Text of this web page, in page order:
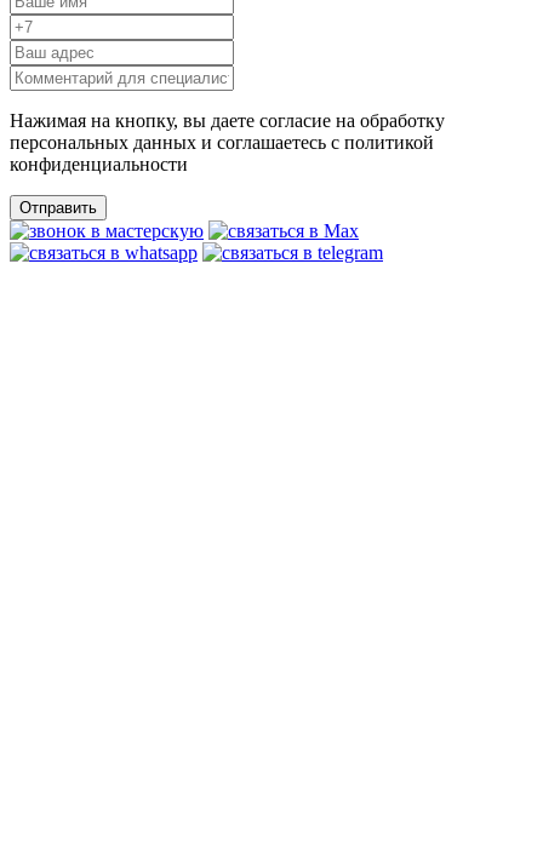
Нажимая на кнопку, вы даете согласие на обработку
персональных данных и соглашаетесь c политикой
конфиденциальности
Отправить